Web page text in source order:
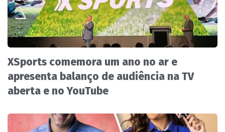
XSports comemora um ano no ar e
apresenta balanço de audiência na TV
aberta e no YouTube